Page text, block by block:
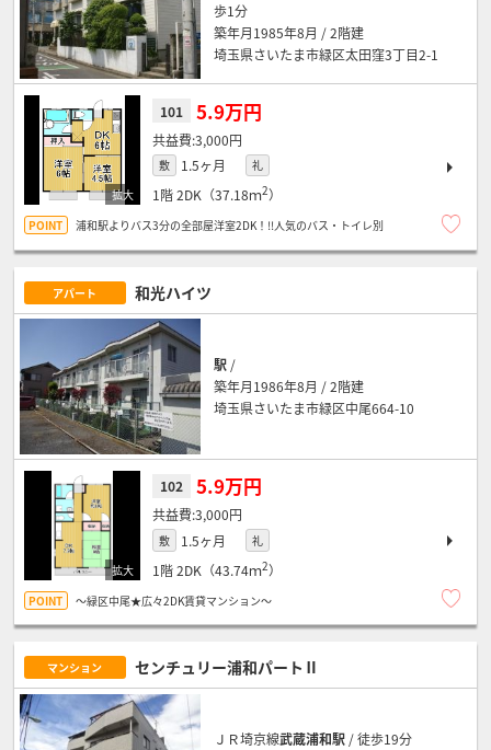
歩1分
築年月1985年8月 / 2階建
埼玉県さいたま市緑区太田窪3丁目2-1
101 5.9万円
3,000円
敷 1.5ヶ月 礼
1階2DK（37.18ｍ2）
浦和駅よりバス3分の全部屋洋室2DK！!!人気のバス・トイレ別
アパート 和光ハイツ
駅 /
築年月1986年8月 / 2階建
埼玉県さいたま市緑区中尾664-10
102 5.9万円
3,000円
敷 1.5ヶ月 礼
1階2DK（43.74ｍ2）
～緑区中尾★広々2DK賃貸マンション～
マンション センチュリー浦和パートⅡ
ＪＲ埼京線武蔵浦和駅 / 徒歩19分